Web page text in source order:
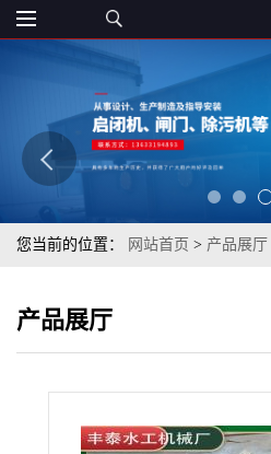
您当前的位置： 网站首页 > 产品展厅
产品展厅